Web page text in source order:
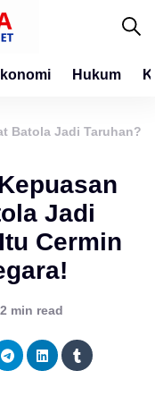
Hukum
Batola Jadi Taruhan?
Jadi
Cermin
min read